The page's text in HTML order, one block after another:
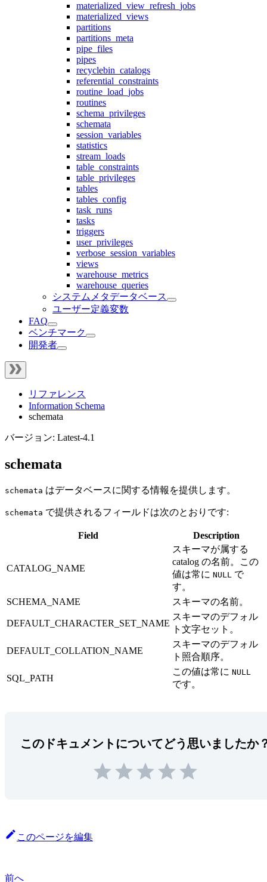
materialized_view_refresh_jobs
materialized_views
partitions
partitions_meta
pipe_files
pipes
recyclebin_catalogs
referential_constraints
routine_load_jobs
routines
schema_privileges
schemata
session_variables
statistics
stream_loads
table_constraints
table_privileges
tables
tables_config
task_runs
tasks
triggers
user_privileges
verbose_session_variables
views
warehouse_metrics
warehouse_queries
システムメタデータベース
ユーザー定義変数
FAQ
ベンチマーク
開発者
リファレンス
Information Schema
schemata
バージョン: Latest-4.1
schemata
schemata はデータベースに関する情報を提供します。
schemata で提供されるフィールドは次のとおりです:
Field Description
CATALOG_NAME
スキーマが属する
catalog の名前。この
値は常に NULL
で
す。
SCHEMA_NAME
スキーマの名前。
DEFAULT_CHARACTER_SET_NAME
スキーマのデフォル
ト文字セット。
DEFAULT_COLLATION_NAME
スキーマのデフォル
ト照合順序。
SQL_PATH
この値は常に NULL
です。
このドキュメントについてどう思いましたか
このページを編集
前へ